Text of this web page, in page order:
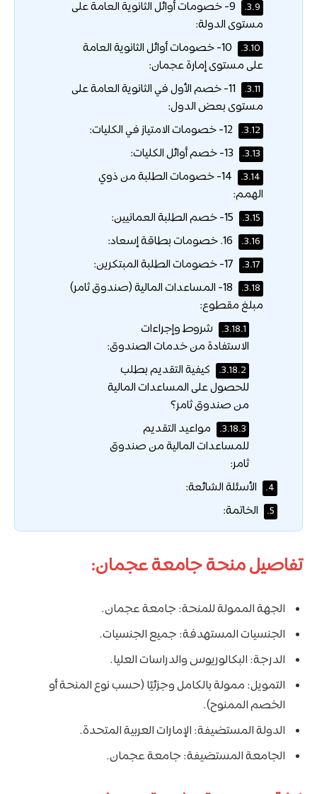
3.9.
9- خصومات أوائل الثانوية العامة على
مستوى الدولة:
3.10.
10- خصومات أوائل الثانوية العامة
على مستوى إمارة عجمان:
3.11.
11- خصم الأول في الثانوية العامة على
مستوى بعض الدول:
3.12.
3.13.
3.14.
14- خصومات الطلبة من ذوي
الهمم:
3.15.
3.16.
3.17.
3.18.
18- المساعدات المالية (صندوق ثامر)
مبلغ مقطوع:
3.18.1.
شروط وإجراءات
الاستفادة من خدمات الصندوق:
3.18.2.
كيفية التقديم بطلب
للحصول على المساعدات المالية
من صندوق ثامر؟
3.18.3.
مواعيد التقديم
للمساعدات المالية من صندوق
ثامر:
4. الأسئلة الشائعة:
5. الخاتمة:
تفاصيل منحة جامعة عجمان:
الجهة الممولة للمنحة: جامعة عجمان.
الجنسيات المستهدفة: جميع الجنسيات.
الدرجة: البكالوريوس والدراسات العليا.
التمويل: ممولة بالكامل وجزئيًا (حسب نوع المنحة أو
الخصم الممنوح).
الدولة المستضيفة: الإمارات العربية المتحدة.
الجامعة المستضيفة: جامعة عجمان.